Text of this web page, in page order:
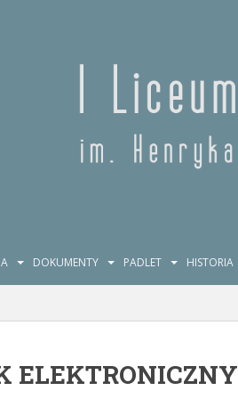
DOKUMENTY PADLET HISTORIA
ELEKTRONICZNY